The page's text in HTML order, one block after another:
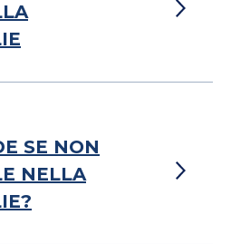
SE NON
NELLA